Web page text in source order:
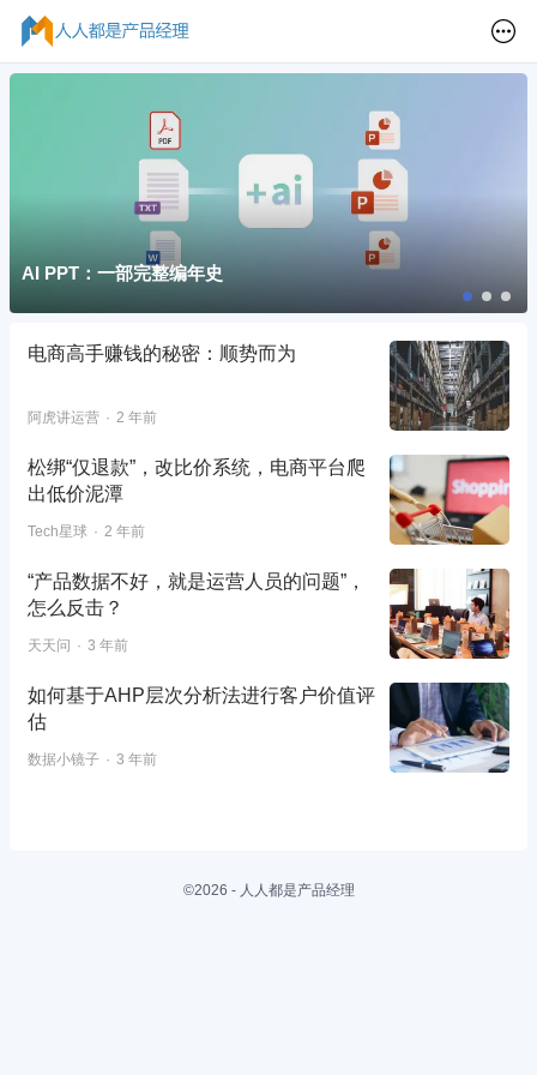
AI PPT：一部完整编年史
电商高手赚钱的秘密：顺势而为
阿虎讲运营 2 年前
松绑“仅退款”，改比价系统，电商平台爬
出低价泥潭
Tech星球 2 年前
“产品数据不好，就是运营人员的问题”，
怎么反击？
天天问 3 年前
如何基于AHP层次分析法进行客户价值评
估
数据小镜子 3 年前
©2026 - 人人都是产品经理